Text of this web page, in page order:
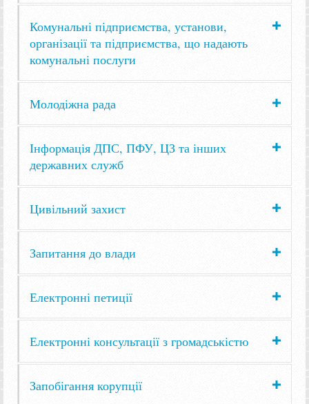
Комунальні підприємства, установи,
організації та підприємства, що надають
комунальні послуги
Молодіжна рада
Інформація ДПС, ПФУ, ЦЗ та інших
державних служб
Цивільний захист
Запитання до влади
Електронні петиції
Електронні консультації з громадськістю
Запобігання корупції